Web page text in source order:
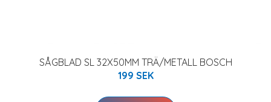
SÅGBLAD SL 32X50MM TRÄ/METALL BOSCH
199 SEK